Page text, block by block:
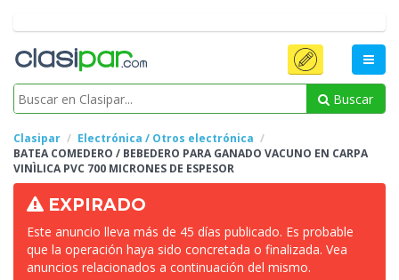
Buscar
Clasipar
Electrónica / Otros electrónica
BATEA COMEDERO / BEBEDERO PARA GANADO VACUNO EN CARPA
VINÌLICA PVC 700 MICRONES DE ESPESOR
EXPIRADO
Este anuncio lleva más de 45 días publicado. Es probable
que la operación haya sido concretada o finalizada. Vea
anuncios relacionados a continuación del mismo.